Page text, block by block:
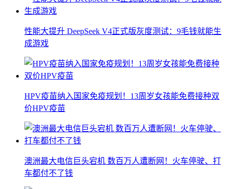
性能大提升 DeepSeek V4正式版灰度测试：9毛钱就能生
成游戏
HPV疫苗纳入国家免疫规划！13周岁女孩能免费接种双
价HPV疫苗
澳洲最大电信巨头宕机 数百万人遭断网！火车停驶、打
车都付不了钱